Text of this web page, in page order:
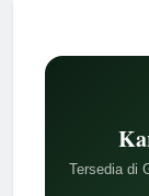
Tersedia di